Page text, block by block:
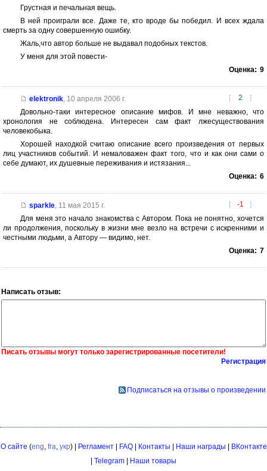
Грустная и печальная вещь.
В ней проиграли все. Даже те, кто вроде бы победил. И всех ждала
смерть за одну совершенную ошибку.
Жаль,что автор больше не выдавал подобных текстов.
У меня для этой повести-
Оценка: 9
[ 2 ]
elektronik, 10 апреля 2006 г.
Довольно-таки интересное описание мифов. И мне неважно, что
хронология не соблюдена. Интересен сам факт лжесуществования
человекобыка.
Хорошей находкой считаю описание всего произведения от первых
лиц участников событий. И немаловажен факт того, что и как они сами о
себе думают, их душевные переживания и истязания...
Оценка: 6
[ -1 ]
sparkle, 11 мая 2015 г.
Для меня это начало знакомства с Автором. Пока не понятно, хочется
ли продолжения, поскольку в жизни мне везло на встречи с искренними и
честными людьми, а Автору — видимо, нет.
Оценка: 7
Написать отзыв:
Писать отзывы могут только зарегистрированные посетители!
Регистрация
Подписаться на отзывы о произведении
О сайте (eng, fra, укр) | Регламент| FAQ| Контакты Наши награды
ВКонтакте
Telegram Наши товары